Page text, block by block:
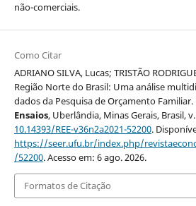
não-comerciais.
Como Citar
ADRIANO SILVA, Lucas; TRISTÃO
Região Norte do Brasil: Uma análise
dados da Pesquisa de Orçamento Familiar.
Ensaios, Uberlândia, Minas Gerais, Brasil,
10.14393/REE-v36n2a2021-52200.
https://seer.ufu.br/index.php/
/52200. Acesso em: 6 ago. 2026.
Formatos de Citação